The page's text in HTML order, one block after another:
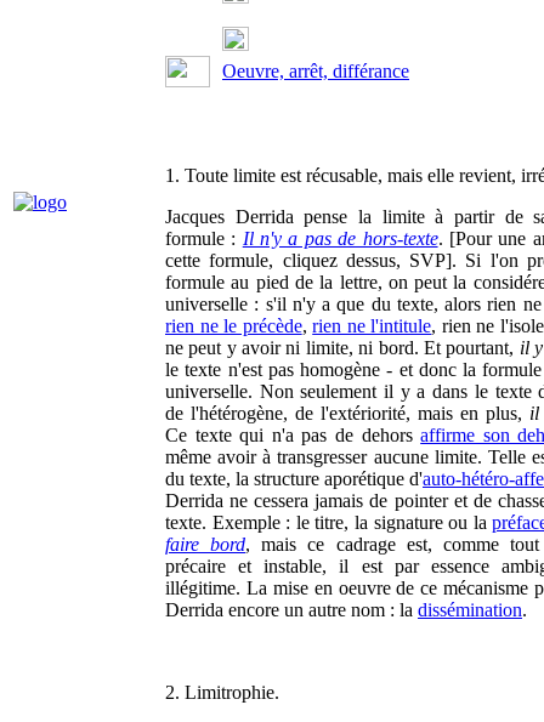
Oeuvre, arrêt, différance
1. Toute limite est récusable, mais elle revient,
Jacques Derrida pense la limite à partir de
formule : Il n'y a pas de hors-texte. [Pour une
cette formule, cliquez dessus, SVP]. Si l'on
formule au pied de la lettre, on peut la
universelle : s'il n'y a que du texte, alors rien
rien ne le précède,rien ne l'intitule, rien ne
ne peut y avoir ni limite, ni bord. Et pourtant, il
le texte n'est pas homogène - et donc la
universelle. Non seulement il y a dans le texte
de l'hétérogène, de l'extériorité, mais en plus, il
Ce texte qui n'a pas de dehorsaffirme son
même avoir à transgresser aucune limite. Telle
du texte, la structure aporétique d'auto-hétéro-
Derrida ne cessera jamais de pointer et de
texte. Exemple : le titre, la signature ou la
faire bord, mais ce cadrage est, comme tout
précaire et instable, il est par essence
illégitime. La mise en oeuvre de ce mécanisme
Derrida encore un autre nom : la dissémination.
2. Limitrophie.